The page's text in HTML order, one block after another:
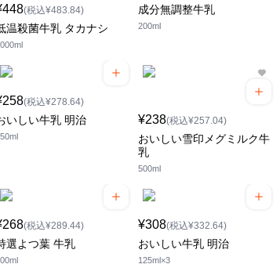
(税込¥483.84)
温殺菌牛乳 タカナシ
成分無調整牛乳
200ml
(税込¥278.64)
いしい牛乳 明治 ¥238(税込¥257.04)
おいしい雪印メグミルク牛
乳
500ml
(税込¥289.44)
選よつ葉 牛乳
¥308(税込¥332.64)
おいしい牛乳 明治
125ml×3